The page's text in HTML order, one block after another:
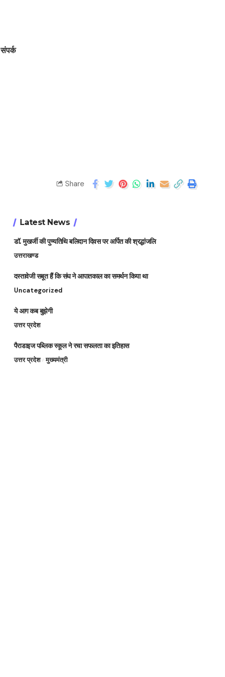
संपर्क
Share
Latest News
डॉ. मुखर्जी की पुण्यतिथि बलिदान दिवस पर अर्पित की श्रद्धांजलि
उत्तराखण्ड
दस्तावेजी सबूत हैं कि संघ ने आपातकाल का समर्थन किया था
Uncategorized
ये आग कब बुझेगी
उत्तर प्रदेश
पैराडाइज पब्लिक स्कूल ने रचा सफलता का इतिहास
उत्तर प्रदेश मुख्यमंत्री